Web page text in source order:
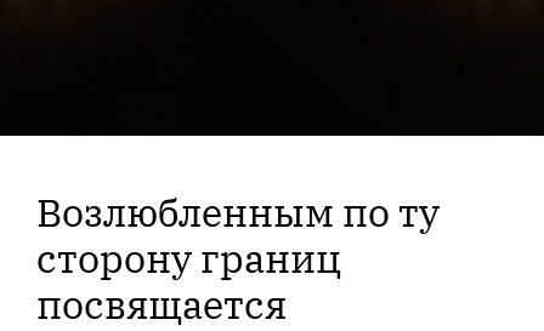
Возлюбленным по ту
сторону границ
посвящается